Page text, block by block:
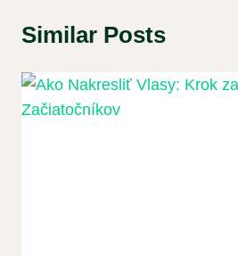
Similar Posts